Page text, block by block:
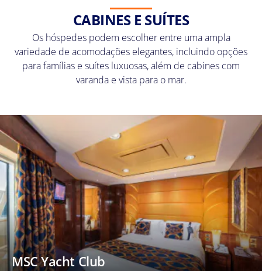
CABINES E SUÍTES
Os hóspedes podem escolher entre uma ampla
variedade de acomodações elegantes, incluindo opções
para famílias e suítes luxuosas, além de cabines com
varanda e vista para o mar.
MSC Yacht Club